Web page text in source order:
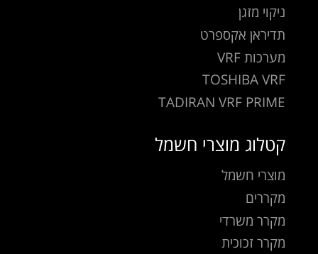
ניקוי מזגן
תדיראן אקספרט
מערכות VRF
TOSHIBA VRF
TADIRAN VRF PRIME
קטלוג מוצרי חשמל
מוצרי חשמל
מקררים
מקרר משרדי
מקרר זכוכית